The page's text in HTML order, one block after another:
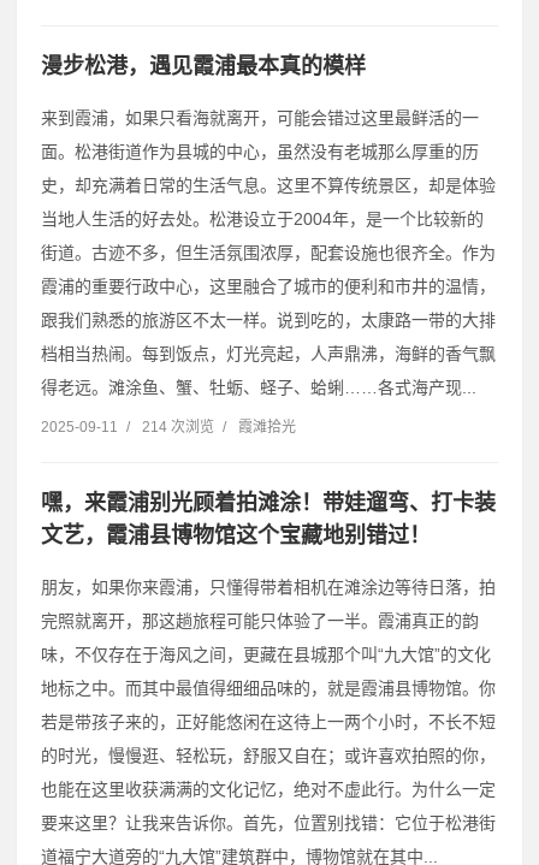
漫步松港，遇见霞浦最本真的模样
来到霞浦，如果只看海就离开，可能会错过这里最鲜活的一
面。松港街道作为县城的中心，虽然没有老城那么厚重的历
史，却充满着日常的生活气息。这里不算传统景区，却是体验
当地人生活的好去处。松港设立于2004年，是一个比较新的
街道。古迹不多，但生活氛围浓厚，配套设施也很齐全。作为
霞浦的重要行政中心，这里融合了城市的便利和市井的温情，
跟我们熟悉的旅游区不太一样。说到吃的，太康路一带的大排
档相当热闹。每到饭点，灯光亮起，人声鼎沸，海鲜的香气飘
得老远。滩涂鱼、蟹、牡蛎、蛏子、蛤蜊……各式海产现...
2025-09-11 / 214 次浏览 / 霞滩拾光
嘿，来霞浦别光顾着拍滩涂！带娃遛弯、打卡装
文艺，霞浦县博物馆这个宝藏地别错过！
朋友，如果你来霞浦，只懂得带着相机在滩涂边等待日落，拍
完照就离开，那这趟旅程可能只体验了一半。霞浦真正的韵
味，不仅存在于海风之间，更藏在县城那个叫“九大馆”的文化
地标之中。而其中最值得细细品味的，就是霞浦县博物馆。你
若是带孩子来的，正好能悠闲在这待上一两个小时，不长不短
的时光，慢慢逛、轻松玩，舒服又自在；或许喜欢拍照的你，
也能在这里收获满满的文化记忆，绝对不虚此行。为什么一定
要来这里？让我来告诉你。首先，位置别找错：它位于松港街
道福宁大道旁的“九大馆”建筑群中，博物馆就在其中...